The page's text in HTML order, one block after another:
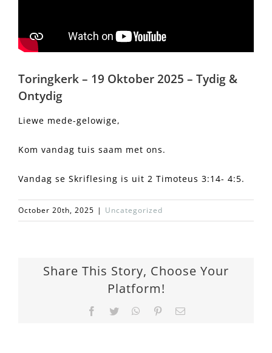
Toringkerk – 19 Oktober 2025 – Tydig &
Ontydig
Liewe mede-gelowige,
Kom vandag tuis saam met ons.
Vandag se Skriflesing is uit 2 Timoteus 3:14- 4:5.
October 20th, 2025 | Uncategorized
Share This Story, Choose Your
Platform!
Facebook
TwitterWhatsApp
PinterestEmail